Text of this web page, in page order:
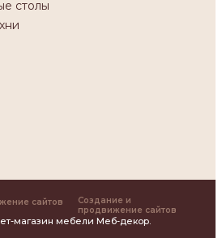
столы
Создание и
продвижение сайтов
магазин мебели Меб-декор.